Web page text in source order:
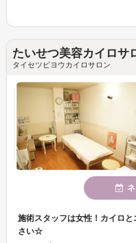
たいせつ美容カイロ
タイセツビヨウカイロサロン
施術スタッフは女性！カイロ
さい☆